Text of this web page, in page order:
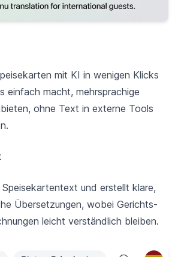
mit KI in wenigen Klicks
einfach macht, mehrsprachige
ohne Text in externe Tools
und erstellt klare,
Übersetzungen, wobei Gerichts-
leicht verständlich bleiben.